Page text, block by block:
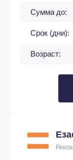
Сумма до:
Срок (дни):
Возраст: